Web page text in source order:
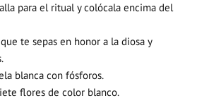
para el ritual y colócala encima del
te sepas en honor a la diosa y
blanca con fósforos.
flores de color blanco.